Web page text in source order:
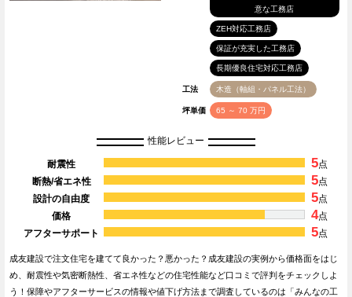
意な工務店
ZEH対応工務店
保証が充実した工務店
長期優良住宅対応工務店
工法 木造（軸組・パネル工法）
坪単価 65 ～ 70 万円
性能レビュー
耐震性 5点
断熱/省エネ性
5点
設計の自由度
5点
価格
4点
アフターサポート
5点
成友建設で注文住宅を建てて良かった？悪かった？成友建設の実例から価格面をはじ
め、耐震性や気密断熱性、省エネ性などの住宅性能など口コミで評判をチェックしよ
う！保障やアフターサービスの情報や値下げ方法まで調査しているのは「みんなの工